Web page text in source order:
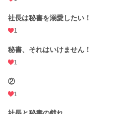
社長は秘書を溺愛したい！
1
秘書、それはいけません！
1
②
1